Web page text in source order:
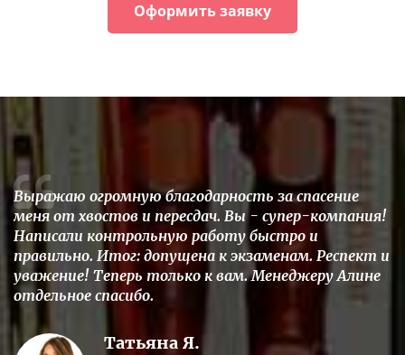
Оформить заявку
Выражаю огромную благодарность за спасение
меня от хвостов и пересдач. Вы - супер-компания!
Написали контрольную работу быстро и
правильно. Итог: допущена к экзаменам. Респект и
уважение! Теперь только к вам. Менеджеру Алине
отдельное спасибо.
Татьяна Я.